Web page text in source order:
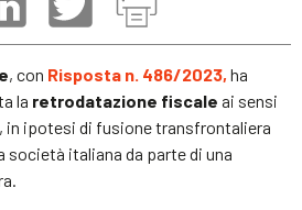
, con Risposta n. 486/2023, ha
la retrodatazione fiscale ai sensi
, in ipotesi di fusione transfrontaliera
società italiana da parte di una